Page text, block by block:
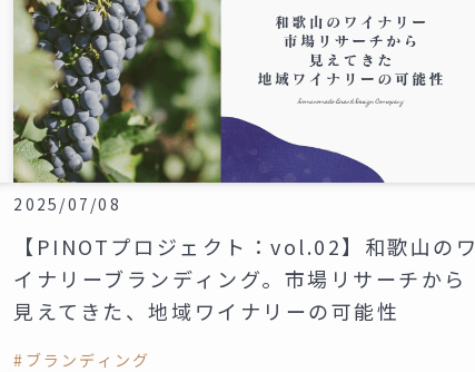
2025/07/08
【PINOTプロジェクト：vol.02】和歌山のワ
イナリーブランディング。市場リサーチから
見えてきた、地域ワイナリーの可能性
#ブランディング